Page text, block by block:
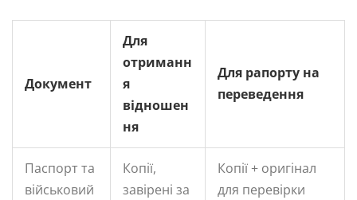
Документ
Для
отриманн
я
відношен
ня
Для рапорту на
переведення
Паспорт та
військовий
Копії,
завірені за
Копії + оригінал
для перевірки